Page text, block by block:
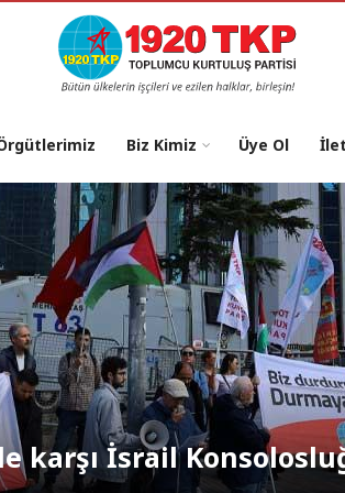
Biz Kimiz Üye Ol
"NATO’dan
karşı İsrail